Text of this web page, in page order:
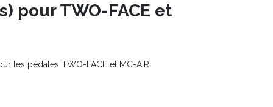
pour TWO-FACE et
les pédales TWO-FACE et MC-AIR